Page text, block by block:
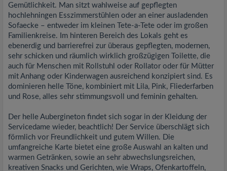
Gemütlichkeit. Man sitzt wahlweise auf gepflegten
hochlehningen Esszimmerstühlen oder an einer ausladenden
Sofaecke – entweder im kleinen Tete-a-Tete oder im großen
Familienkreise. Im hinteren Bereich des Lokals geht es
ebenerdig und barrierefrei zur überaus gepflegten, modernen,
sehr schicken und räumlich wirklich großzügigen Toilette, die
auch für Menschen mit Rollstuhl oder Rollator oder für Mütter
mit Anhang oder Kinderwagen ausreichend konzipiert sind. Es
dominieren helle Töne, kombiniert mit Lila, Pink, Fliederfarben
und Rose, alles sehr stimmungsvoll und feminin gehalten.
Der helle Aubergineton findet sich sogar in der Kleidung der
Servicedame wieder, beachtlich! Der Service überschlägt sich
förmlich vor Freundlichkeit und gutem Willen. Die
umfangreiche Karte bietet eine große Auswahl an kalten und
warmen Getränken, sowie an sehr abwechslungsreichen,
kreativen Snacks und Gerichten, wie Wraps, Ofenkartoffeln,